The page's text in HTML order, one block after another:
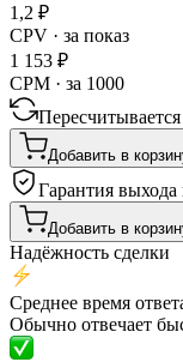
1,2 ₽
CPV · за показ
1 153 ₽
CPM · за 1000
Добавить в
Гарантия выхода
Добавить в
Надёжность сделки
Среднее время
Обычно отвечает